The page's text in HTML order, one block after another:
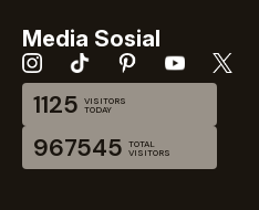
Media Sosial
1125 VISITORS
TODAY
967545 TOTAL
VISITORS